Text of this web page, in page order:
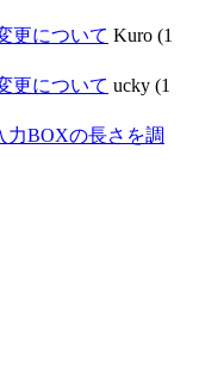
更について Kuro (1
更について ucky (1
力BOXの長さを調